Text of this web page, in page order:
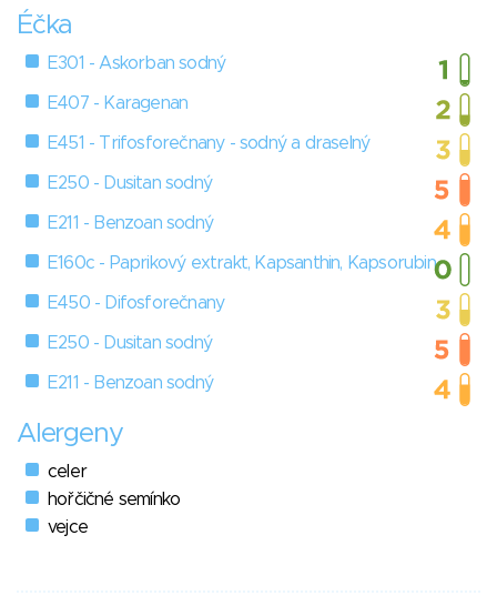
Éčka
E301 - Askorban sodný
E407 - Karagenan
E451 - Trifosforečnany - sodný a draselný
E250 - Dusitan sodný
E211 - Benzoan sodný
E160c - Paprikový extrakt, Kapsanthin, Kapsorubin
E450 - Difosforečnany
E250 - Dusitan sodný
E211 - Benzoan sodný
Alergeny
celer
hořčičné semínko
vejce